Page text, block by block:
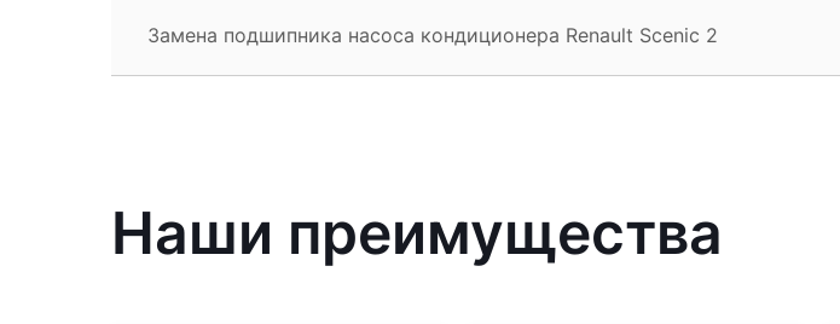
Замена подшипника насоса кондиционера Renault Scenic 2
Наши преимущества